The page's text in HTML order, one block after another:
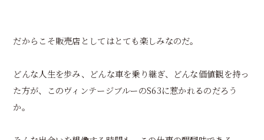
だからこそ販売店としてはとても楽しみなのだ。
どんな人生を歩み、どんな車を乗り継ぎ、どんな価値観を持っ
た方が、このヴィンテージブルーのS63に惹かれるのだろう
か。